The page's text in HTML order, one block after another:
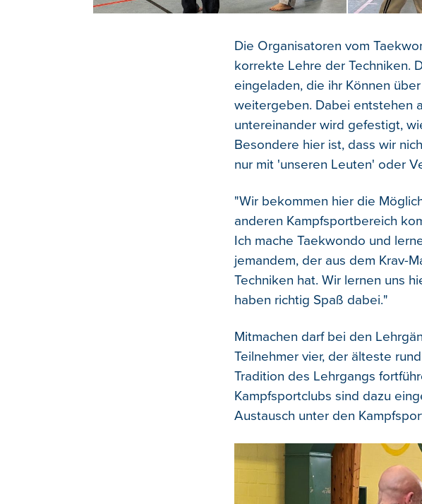
Die Organisatoren vom
korrekte Lehre der Techniken.
eingeladen, die ihr Können
weitergeben. Dabei entstehen
untereinander wird gefestigt,
Besondere hier ist, dass wir
nur mit 'unseren Leuten' oder
"Wir bekommen hier die
anderen Kampfsportbereich
Ich mache Taekwondo und
jemandem, der aus dem Krav-
Techniken hat. Wir lernen uns
haben richtig Spaß dabei."
Mitmachen darf bei den
Teilnehmer vier, der älteste
Tradition des Lehrgangs
Kampfsportclubs sind dazu
Austausch unter den